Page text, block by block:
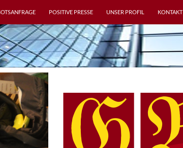
POSITIVE PRESSE UNSER PROFIL KONTAKT